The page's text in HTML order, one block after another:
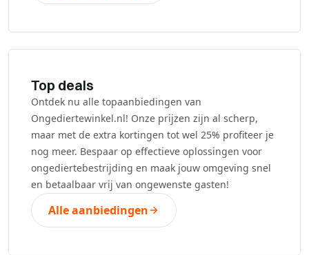
Top deals
Ontdek nu alle topaanbiedingen van
Ongediertewinkel.nl! Onze prijzen zijn al scherp,
maar met de extra kortingen tot wel 25% profiteer je
nog meer. Bespaar op effectieve oplossingen voor
ongediertebestrijding en maak jouw omgeving snel
en betaalbaar vrij van ongewenste gasten!
Alle aanbiedingen